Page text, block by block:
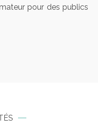
pour des publics